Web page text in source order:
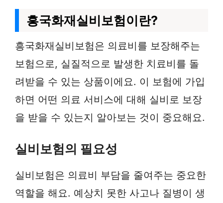
흥국화재실비보험이란?
흥국화재실비보험은 의료비를 보장해주는
보험으로, 실질적으로 발생한 치료비를 돌
려받을 수 있는 상품이에요. 이 보험에 가입
하면 어떤 의료 서비스에 대해 실비로 보장
을 받을 수 있는지 알아보는 것이 중요해요.
실비보험의 필요성
실비보험은 의료비 부담을 줄여주는 중요한
역할을 해요. 예상치 못한 사고나 질병이 생